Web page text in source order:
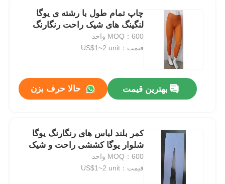
چاپ تمام طول با رشته ی یوگا
لنگینگ های شیک راحت رنگارنگ
MOQ：600 واحد
قیمت：US$1~2 unit
بهترین قیمت حالا حرف بزن
کمر بلند لباس های رنگارنگ یوگا
شلوار یوگا کششی راحت و شیک
MOQ：600 واحد
قیمت：US$1~2 unit